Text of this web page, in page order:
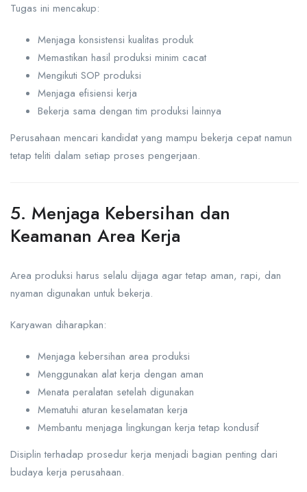
Tugas ini mencakup:
Menjaga konsistensi kualitas produk
Memastikan hasil produksi minim cacat
Mengikuti SOP produksi
Menjaga efisiensi kerja
Bekerja sama dengan tim produksi lainnya
Perusahaan mencari kandidat yang mampu bekerja cepat namun
tetap teliti dalam setiap proses pengerjaan.
5. Menjaga Kebersihan dan
Keamanan Area Kerja
Area produksi harus selalu dijaga agar tetap aman, rapi, dan
nyaman digunakan untuk bekerja.
Karyawan diharapkan:
Menjaga kebersihan area produksi
Menggunakan alat kerja dengan aman
Menata peralatan setelah digunakan
Mematuhi aturan keselamatan kerja
Membantu menjaga lingkungan kerja tetap kondusif
Disiplin terhadap prosedur kerja menjadi bagian penting dari
budaya kerja perusahaan.